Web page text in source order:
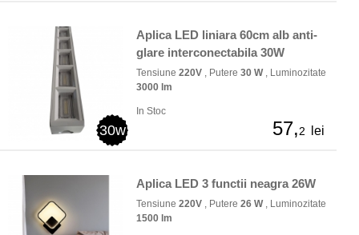
30w
Aplica LED liniara 60cm alb anti-
glare interconectabila 30W
Tensiune 220V , Putere 30 W, Luminozitate
3000 lm
In Stoc
57,2 lei
Aplica LED 3 functii neagra 26W
Tensiune 220V , Putere 26 W, Luminozitate
1500 lm